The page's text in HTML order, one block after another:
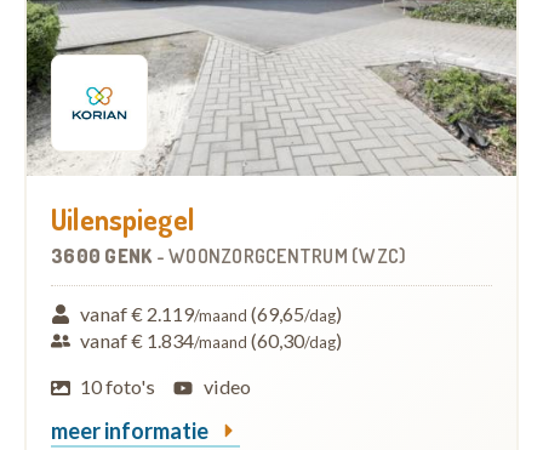
Uilenspiegel
3600 GENK - WOONZORGCENTRUM (WZC)
vanaf € 2.119/maand (69,65/dag)
vanaf € 1.834/maand (60,30/dag)
10 foto's
video
meer informatie